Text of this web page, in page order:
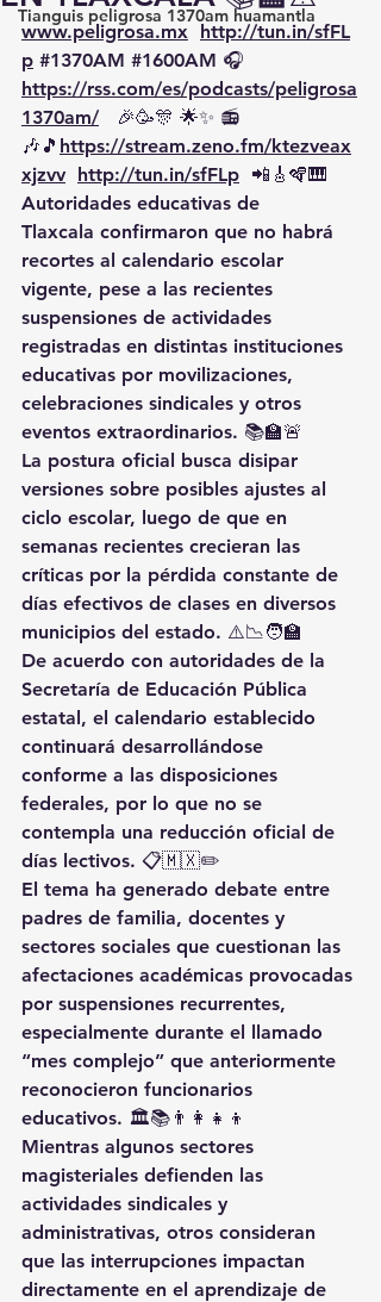
Tianguis peligrosa 1370am huamantla
www.peligrosa.mx http://tun.in/sfFL
p #1370AM #1600AM 🎧
https://rss.com/es/podcasts/peligrosa
1370am/ 🎉🥳🎊 🌟✨ 📻
🎶🎵 https://stream.zeno.fm/ktezveax
xjzvv http://tun.in/sfFLp 📲🎸🪇🎹
Autoridades educativas de
Tlaxcala confirmaron que no habrá
recortes al calendario escolar
vigente, pese a las recientes
suspensiones de actividades
registradas en distintas instituciones
educativas por movilizaciones,
celebraciones sindicales y otros
eventos extraordinarios. 📚🏫🚨
La postura oficial busca disipar
versiones sobre posibles ajustes al
ciclo escolar, luego de que en
semanas recientes crecieran las
críticas por la pérdida constante de
días efectivos de clases en diversos
municipios del estado. ⚠️📉🧑‍🏫
De acuerdo con autoridades de la
Secretaría de Educación Pública
estatal, el calendario establecido
continuará desarrollándose
conforme a las disposiciones
federales, por lo que no se
contempla una reducción oficial de
días lectivos. 📋🇲🇽✏️
El tema ha generado debate entre
padres de familia, docentes y
sectores sociales que cuestionan las
afectaciones académicas provocadas
por suspensiones recurrentes,
especialmente durante el llamado
“mes complejo” que anteriormente
reconocieron funcionarios
educativos. 🏛️📚👨‍👩‍👧‍👦
Mientras algunos sectores
magisteriales defienden las
actividades sindicales y
administrativas, otros consideran
que las interrupciones impactan
directamente en el aprendizaje de